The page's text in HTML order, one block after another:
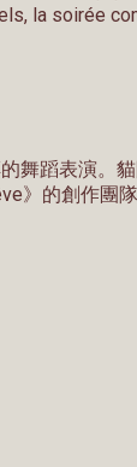
la soirée
舞蹈表演。
的創作團